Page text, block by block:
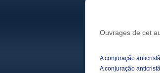
Ouvrages de cet
A conjuração
A conjuração